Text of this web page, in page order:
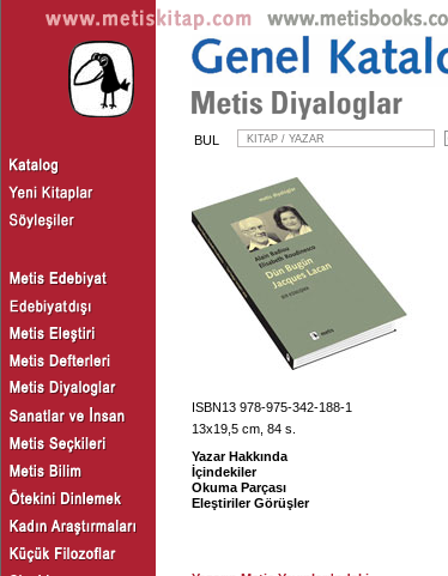
BUL
ISBN13 978-975-342-188-1
13x19,5 cm, 84 s.
Yazar Hakkında
İçindekiler
Okuma Parçası
Eleştiriler Görüşler